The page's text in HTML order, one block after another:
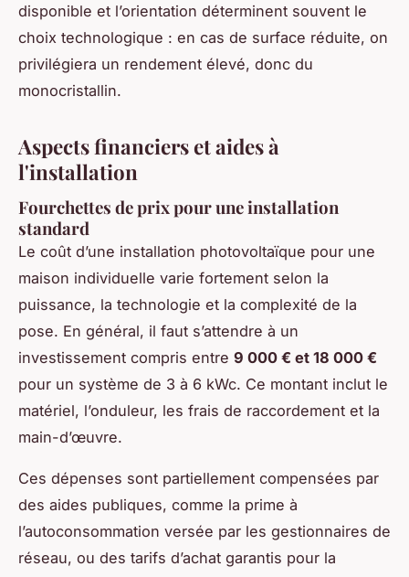
disponible et l’orientation déterminent souvent le
choix technologique : en cas de surface réduite, on
privilégiera un rendement élevé, donc du
monocristallin.
Aspects financiers et aides à
l'installation
Fourchettes de prix pour une installation
standard
Le coût d’une installation photovoltaïque pour une
maison individuelle varie fortement selon la
puissance, la technologie et la complexité de la
pose. En général, il faut s’attendre à un
investissement compris entre 9 000 € et 18 000 €
pour un système de 3 à 6 kWc. Ce montant inclut le
matériel, l’onduleur, les frais de raccordement et la
main-d’œuvre.
Ces dépenses sont partiellement compensées par
des aides publiques, comme la prime à
l’autoconsommation versée par les gestionnaires de
réseau, ou des tarifs d’achat garantis pour la